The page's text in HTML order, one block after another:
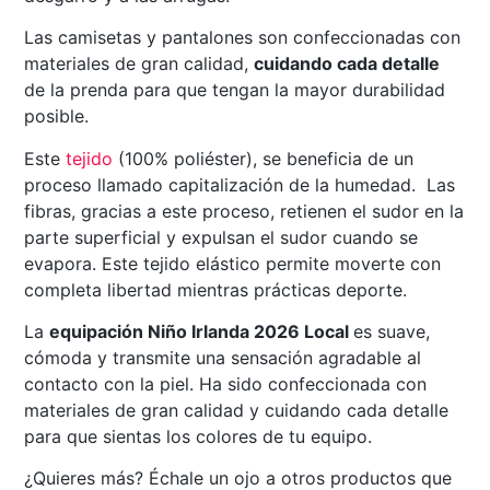
Las camisetas y pantalones son confeccionadas con
materiales de gran calidad,cuidando cada detalle
de la prenda para que tengan la mayor durabilidad
posible.
Estetejido (100% poliéster), se beneficia de un
proceso llamado capitalización de la humedad. Las
fibras, gracias a este proceso, retienen el sudor en la
parte superficial y expulsan el sudor cuando se
evapora. Este tejido elástico permite moverte con
completa libertad mientras prácticas deporte.
Laequipación Niño Irlanda 2026 Locales suave,
cómoda y transmite una sensación agradable al
contacto con la piel. Ha sido confeccionada con
materiales de gran calidad y cuidando cada detalle
para que sientas los colores de tu equipo.
¿Quieres más? Échale un ojo a otros productos que